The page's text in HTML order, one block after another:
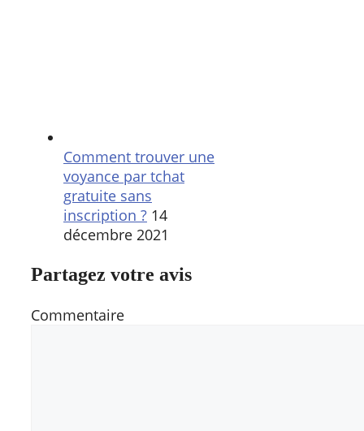
Comment trouver une
voyance par tchat
gratuite sans
inscription ? 14
décembre 2021
Partagez votre avis
Commentaire